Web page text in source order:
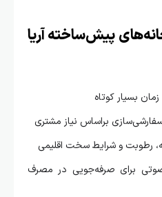
آریا
براساس نیاز مشتری
و شرایط سخت اقلیمی
صرفه‌جویی در مصرف